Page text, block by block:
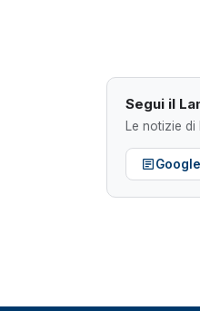
Segui il
Le notizie di